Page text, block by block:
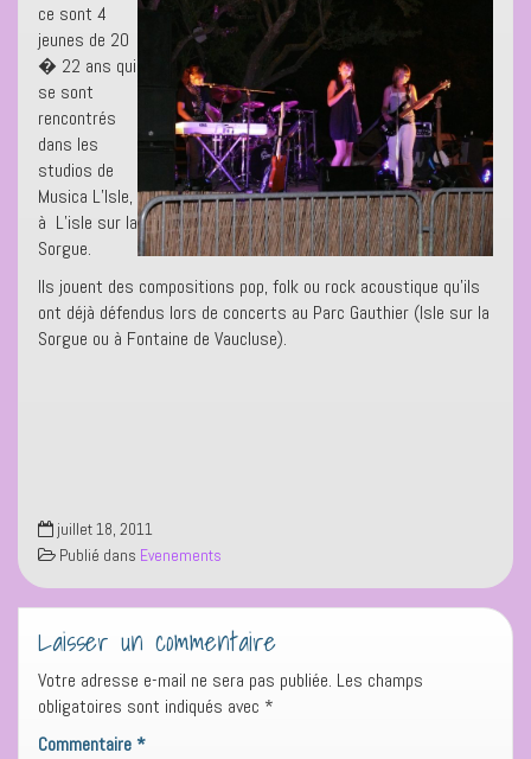
ce sont 4
jeunes de 20
� 22 ans qui
se sont
rencontrés
dans les
studios de
Musica L’Isle,
à L’isle sur la
Sorgue.
Ils jouent des compositions pop, folk ou rock acoustique qu’ils
ont déjà défendus lors de concerts au Parc Gauthier (Isle sur la
Sorgue ou à Fontaine de Vaucluse).
juillet 18, 2011
Publié dans Evenements
Laisser un commentaire
Votre adresse e-mail ne sera pas publiée. Les champs
obligatoires sont indiqués avec *
Commentaire*